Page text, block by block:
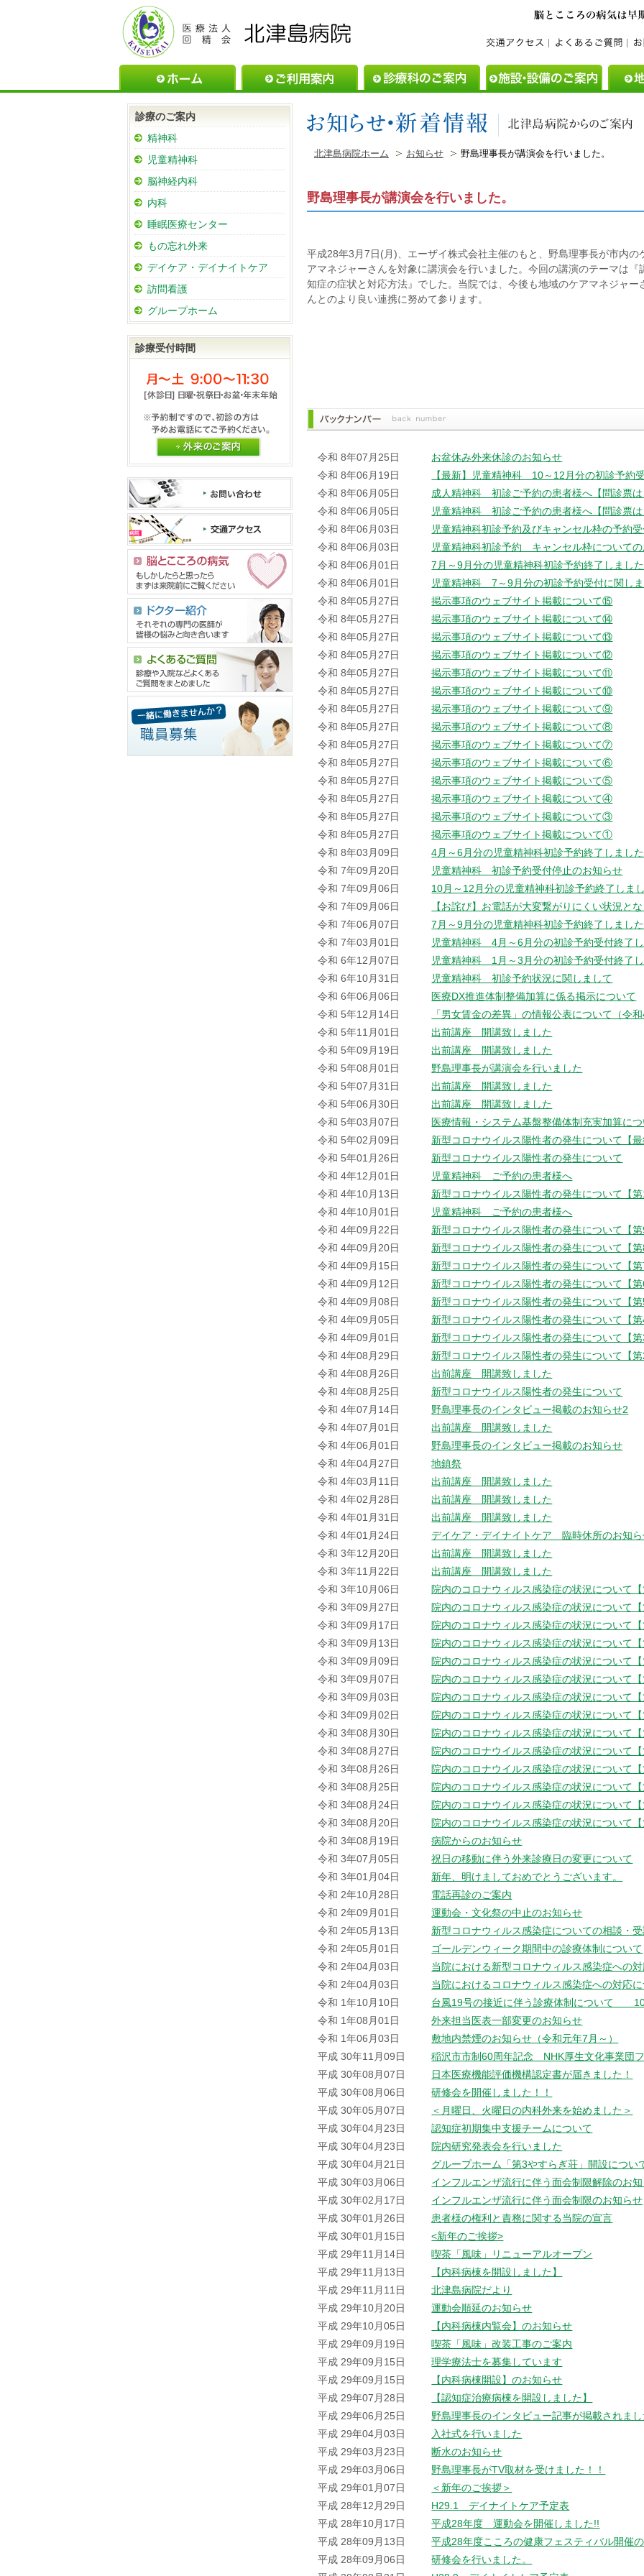
ホーム ご利用案内 診療科のご案内 施設・
北津島病院ホーム お知らせ 野島理事長が講演会を行いました。
野島理事長が講演会を行いました。
平成28年3月7日(月)、エーザイ株式会社主催のもと、野島理事長が市内の
アマネジャーさんを対象に講演会を行いました。今回の講演のテーマは『
知症の症状と対応方法』でした。当院では、今後も地域のケアマネジャー
んとのより良い連携に努めて参ります。
令和 8年07月25日
お盆休み外来休診のお知らせ
令和 8年06月19日
【最新】児童精神科 10～12月分の初診予約
令和 8年06月05日
成人精神科 初診ご予約の患者様へ【問診票は
令和 8年06月05日
児童精神科 初診ご予約の患者様へ【問診票は
令和 8年06月03日
児童精神科初診予約及びキャンセル枠の予約
令和 8年06月03日
児童精神科初診予約 キャンセル枠について
令和 8年06月01日
7月～9月分の児童精神科初診予約終了しました
令和 8年06月01日
児童精神科 7～9月分の初診予約受付に関し
令和 8年05月27日
掲示事項のウェブサイト掲載について⑮
令和 8年05月27日
掲示事項のウェブサイト掲載について⑭
令和 8年05月27日
掲示事項のウェブサイト掲載について⑬
令和 8年05月27日
掲示事項のウェブサイト掲載について⑫
令和 8年05月27日
掲示事項のウェブサイト掲載について⑪
令和 8年05月27日
掲示事項のウェブサイト掲載について⑩
令和 8年05月27日
掲示事項のウェブサイト掲載について⑨
令和 8年05月27日
掲示事項のウェブサイト掲載について⑧
令和 8年05月27日
掲示事項のウェブサイト掲載について⑦
令和 8年05月27日
掲示事項のウェブサイト掲載について⑥
令和 8年05月27日
掲示事項のウェブサイト掲載について⑤
令和 8年05月27日
掲示事項のウェブサイト掲載について④
令和 8年05月27日
掲示事項のウェブサイト掲載について③
令和 8年05月27日
掲示事項のウェブサイト掲載について①
令和 8年03月09日
4月～6月分の児童精神科初診予約終了しました
令和 7年09月20日
児童精神科 初診予約受付停止のお知らせ
令和 7年09月06日
10月～12月分の児童精神科初診予約終了しま
令和 7年09月06日
【お詫び】お電話が大変繋がりにくい状況とな
令和 7年06月07日
7月～9月分の児童精神科初診予約終了しました
令和 7年03月01日
児童精神科 4月～6月分の初診予約受付終了
令和 6年12月07日
児童精神科 1月～3月分の初診予約受付終了
令和 6年10月31日
児童精神科 初診予約状況に関しまして
令和 6年06月06日
医療DX推進体制整備加算に係る掲示について
令和 5年12月14日
「男女賃金の差異」の情報公表について（令和
令和 5年11月01日
出前講座 開講致しました
令和 5年09月19日
出前講座 開講致しました
令和 5年08月01日
野島理事長が講演会を行いました
令和 5年07月31日
出前講座 開講致しました
令和 5年06月30日
出前講座 開講致しました
令和 5年03月07日
医療情報・システム基盤整備体制充実加算に
令和 5年02月09日
新型コロナウイルス陽性者の発生について【最
令和 5年01月26日
新型コロナウイルス陽性者の発生について
令和 4年12月01日
児童精神科 ご予約の患者様へ
令和 4年10月13日
新型コロナウイルス陽性者の発生について【第
令和 4年10月01日
児童精神科 ご予約の患者様へ
令和 4年09月22日
新型コロナウイルス陽性者の発生について【第
令和 4年09月20日
新型コロナウイルス陽性者の発生について【第
令和 4年09月15日
新型コロナウイルス陽性者の発生について【第
令和 4年09月12日
新型コロナウイルス陽性者の発生について【第
令和 4年09月08日
新型コロナウイルス陽性者の発生について【第
令和 4年09月05日
新型コロナウイルス陽性者の発生について【第
令和 4年09月01日
新型コロナウイルス陽性者の発生について【第
令和 4年08月29日
新型コロナウイルス陽性者の発生について【第
令和 4年08月26日
出前講座 開講致しました
令和 4年08月25日
新型コロナウイルス陽性者の発生について
令和 4年07月14日
野島理事長のインタビュー掲載のお知らせ2
令和 4年07月01日
出前講座 開講致しました
令和 4年06月01日
野島理事長のインタビュー掲載のお知らせ
令和 4年04月27日
地鎮祭
令和 4年03月11日
出前講座 開講致しました
令和 4年02月28日
出前講座 開講致しました
令和 4年01月31日
出前講座 開講致しました
令和 4年01月24日
デイケア・デイナイトケア 臨時休所のお知
令和 3年12月20日
出前講座 開講致しました
令和 3年11月22日
出前講座 開講致しました
令和 3年10月06日
院内のコロナウィルス感染症の状況について【
令和 3年09月27日
院内のコロナウィルス感染症の状況について【
令和 3年09月17日
院内のコロナウィルス感染症の状況について【
令和 3年09月13日
院内のコロナウィルス感染症の状況について【
令和 3年09月09日
院内のコロナウィルス感染症の状況について【
令和 3年09月07日
院内のコロナウィルス感染症の状況について【
令和 3年09月03日
院内のコロナウィルス感染症の状況について【
令和 3年09月02日
院内のコロナウィルス感染症の状況について【
令和 3年08月30日
院内のコロナウィルス感染症の状況について【
令和 3年08月27日
院内のコロナウイルス感染症の状況について【
令和 3年08月26日
院内のコロナウイルス感染症の状況について【
令和 3年08月25日
院内のコロナウイルス感染症の状況について【
令和 3年08月24日
院内のコロナウイルス感染症の状況について【
令和 3年08月20日
院内のコロナウイルス感染症の状況について【
令和 3年08月19日
病院からのお知らせ
令和 3年07月05日
祝日の移動に伴う外来診療日の変更について
令和 3年01月04日
新年、明けましておめでとうございます。
令和 2年10月28日
電話再診のご案内
令和 2年09月01日
運動会・文化祭の中止のお知らせ
令和 2年05月13日
新型コロナウィルス感染症についての相談・
令和 2年05月01日
ゴールデンウィーク期間中の診療体制について
令和 2年04月03日
当院における新型コロナウィルス感染症への
令和 2年04月03日
当院におけるコロナウィルス感染症への対応
令和 1年10月10日
台風19号の接近に伴う診療体制について 10/
令和 1年08月01日
外来担当医表一部変更のお知らせ
令和 1年06月03日
敷地内禁煙のお知らせ（令和元年7月～）
平成 30年11月09日
稲沢市市制60周年記念 NHK厚生文化事業団
平成 30年08月07日
日本医療機能評価機構認定書が届きました！
平成 30年08月06日
研修会を開催しました！！
平成 30年05月07日
＜月曜日、火曜日の内科外来を始めました＞
平成 30年04月23日
認知症初期集中支援チームについて
平成 30年04月23日
院内研究発表会を行いました
平成 30年04月21日
グループホーム「第3やすらぎ荘」開設につい
平成 30年03月06日
インフルエンザ流行に伴う面会制限解除のお
平成 30年02月17日
インフルエンザ流行に伴う面会制限のお知らせ
平成 30年01月26日
患者様の権利と責務に関する当院の宣言
平成 30年01月15日
<新年のご挨拶>
平成 29年11月14日
喫茶「風味」リニューアルオープン
平成 29年11月13日
【内科病棟を開設しました】
平成 29年11月11日
北津島病院だより
平成 29年10月20日
運動会順延のお知らせ
平成 29年10月05日
【内科病棟内覧会】のお知らせ
平成 29年09月19日
喫茶「風味」改装工事のご案内
平成 29年09月15日
理学療法士を募集しています
平成 29年09月15日
【内科病棟開設】のお知らせ
平成 29年07月28日
【認知症治療病棟を開設しました】
平成 29年06月25日
野島理事長のインタビュー記事が掲載されま
平成 29年04月03日
入社式を行いました
平成 29年03月23日
断水のお知らせ
平成 29年03月06日
野島理事長がTV取材を受けました！！
平成 29年01月07日
＜新年のご挨拶＞
平成 28年12月29日
H29.1 デイナイトケア予定表
平成 28年10月17日
平成28年度 運動会を開催しました!!
平成 28年09月13日
平成28年度こころの健康フェスティバル開催
平成 28年09月06日
研修会を行いました。
診療のご案内
精神科
児童精神科
脳神経内科
内科
睡眠医療センター
もの忘れ外来
デイケア・デイナイトケア
訪問看護
グループホーム
診療受付時間